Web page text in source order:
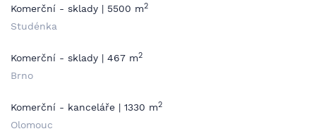
Komerční - sklady | 5500 m2
Studénka
Komerční - sklady | 467 m2
Brno
Komerční - kanceláře | 1330 m2
Olomouc